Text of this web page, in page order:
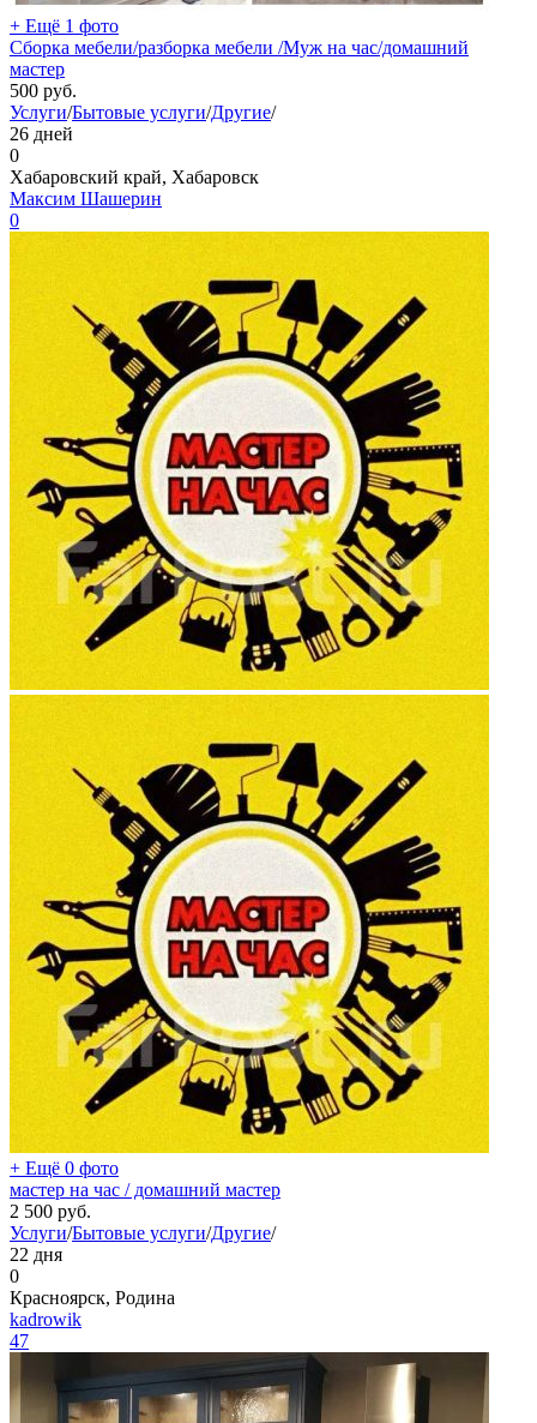
+ Ещё 1 фото
Сборка мебели/разборка мебели /Муж на час/домашний
мастер
500 руб.
Услуги/Бытовые услуги/Другие/
26 дней
0
Хабаровский край, Хабаровск
Максим Шашерин
0
+ Ещё 0 фото
мастер на час / домашний мастер
2 500 руб.
Услуги/Бытовые услуги/Другие/
22 дня
0
Красноярск, Родина
kadrowik
47